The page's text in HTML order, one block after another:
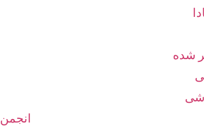
شده
انجمن